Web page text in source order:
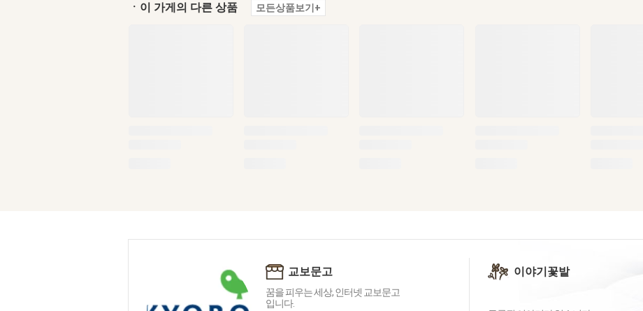
ㆍ이 가게의 다른 상품 모든상품보기+
교보문고
꿈을 피우는 세상, 인터넷 교보문고
입니다.
이야기꽃밭